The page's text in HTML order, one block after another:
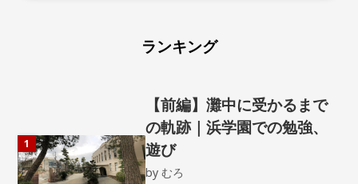
ランキング
1
【前編】灘中に受かるまで
の軌跡｜浜学園での勉強、
遊び
byむろ